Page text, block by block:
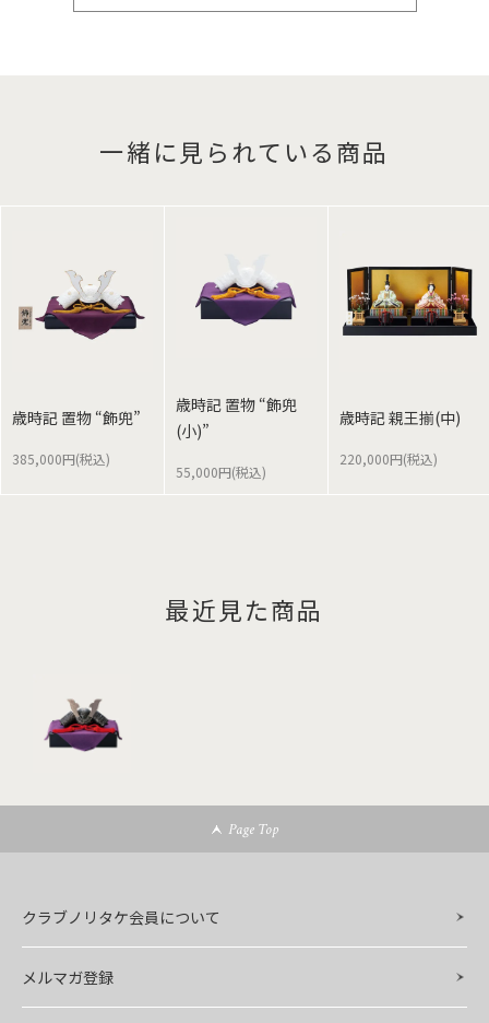
一緒に見られている商品
歳時記 置物 “飾兜”
385,000円(税込)
歳時記 置物 “飾兜
(小)”
55,000円(税込)
歳時記 親王揃(中)
220,000円(税込)
最近見た商品
Page Top
クラブノリタケ会員について
メルマガ登録